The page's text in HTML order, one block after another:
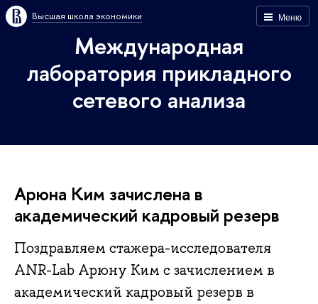
Меню
Высшая школа экономики
Международная
лаборатория прикладного
сетевого анализа
Арюна Ким зачислена в
академический кадровый резерв
Поздравляем стажера-исследователя
ANR-Lab Арюну Ким с зачислением в
академический кадровый резерв в